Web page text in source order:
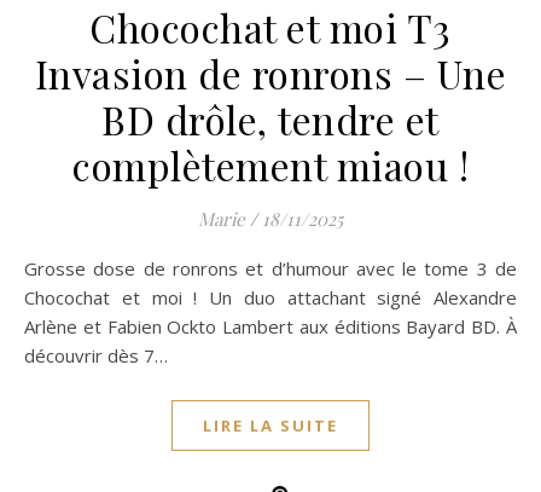
Chocochat et moi T3
Invasion de ronrons – Une
BD drôle, tendre et
complètement miaou !
Marie / 18/11/2025
Grosse dose de ronrons et d’humour avec le tome 3 de
Chocochat et moi ! Un duo attachant signé Alexandre
Arlène et Fabien Ockto Lambert aux éditions Bayard BD. À
découvrir dès 7…
LIRE LA SUITE